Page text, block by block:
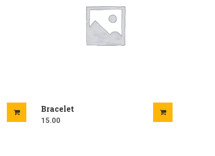
Bracelet
15.00